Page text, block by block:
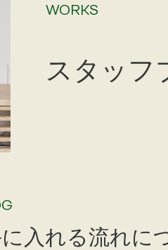
WORKS
スタッフ
に入れる流れに